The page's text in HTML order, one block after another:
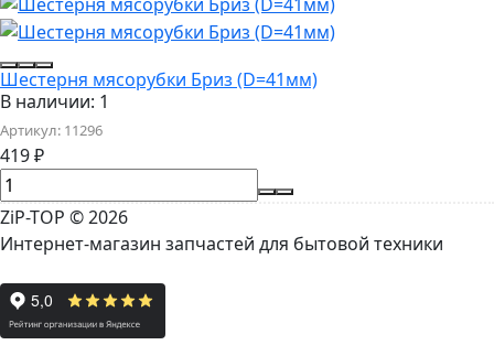
Шестерня мясорубки Бриз (D=41мм)
В наличии: 1
Артикул: 11296
419₽
ZiP-TOP © 2026
Интернет-магазин запчастей для бытовой техники